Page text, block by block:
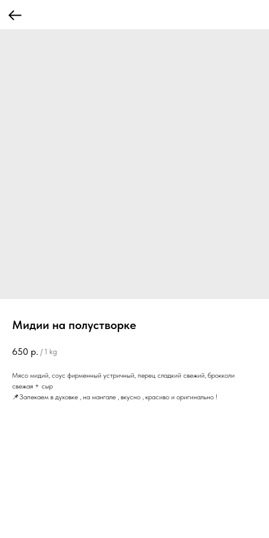
Мидии на полустворке
650 р. / 1 kg
Мясо мидий, соус фирменный устричный, перец сладкий свежий, брокколи
свежая + сыр
📌Запекаем в духовке , на мангале , вкусно , красиво и оригинально !